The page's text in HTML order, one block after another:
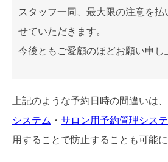
スタッフ一同、最大限の注意を払
せていただきます。
今後ともご愛顧のほどお願い申し
上記のような予約日時の間違いは、
システム ・ サロン用予約管理シス
用することで防止することも可能に